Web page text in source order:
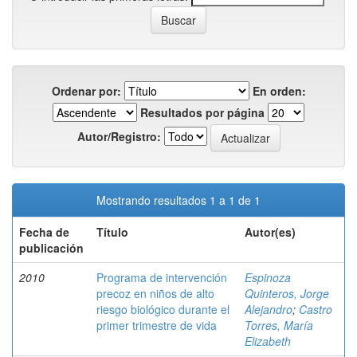
Ordenar por:
En orden:
Resultados por página
Autor/Registro:
Mostrando resultados 1 a 1 de 1
Fecha de
publicación
Título Autor(es)
2010
Programa de intervención
precoz en niños de alto
riesgo biológico durante el
primer trimestre de vida
Espinoza
Quinteros, Jorge
Alejandro; Castro
Torres, María
Elizabeth